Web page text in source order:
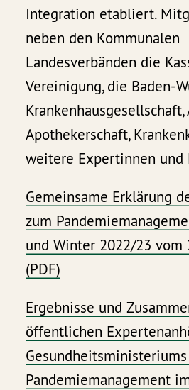
Integration etabliert.
neben den Kommunalen
Landesverbänden die
Vereinigung, die Baden-
Krankenhausgesellschaft,
Apothekerschaft,
weitere Expertinnen und
Gemeinsame Erklärung
zum
und Winter 2022/23 vom
(PDF)
Ergebnisse und
öffentlichen
Pandemiemanagement